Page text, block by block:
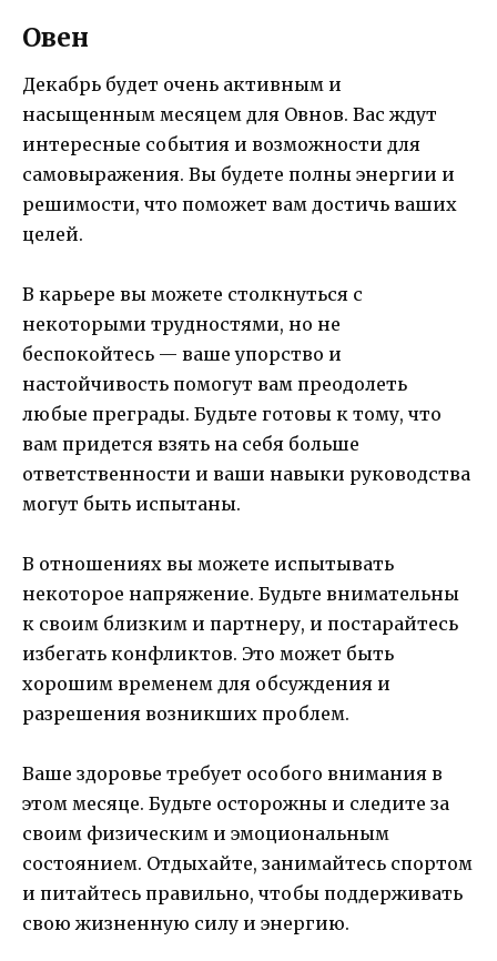
Овен
Декабрь будет очень активным и
насыщенным месяцем для Овнов. Вас ждут
интересные события и возможности для
самовыражения. Вы будете полны энергии и
решимости, что поможет вам достичь ваших
целей.
В карьере вы можете столкнуться с
некоторыми трудностями, но не
беспокойтесь — ваше упорство и
настойчивость помогут вам преодолеть
любые преграды. Будьте готовы к тому, что
вам придется взять на себя больше
ответственности и ваши навыки руководства
могут быть испытаны.
В отношениях вы можете испытывать
некоторое напряжение. Будьте внимательны
к своим близким и партнеру, и постарайтесь
избегать конфликтов. Это может быть
хорошим временем для обсуждения и
разрешения возникших проблем.
Ваше здоровье требует особого внимания в
этом месяце. Будьте осторожны и следите за
своим физическим и эмоциональным
состоянием. Отдыхайте, занимайтесь спортом
и питайтесь правильно, чтобы поддерживать
свою жизненную силу и энергию.